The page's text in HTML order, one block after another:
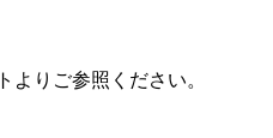
よりご参照ください。